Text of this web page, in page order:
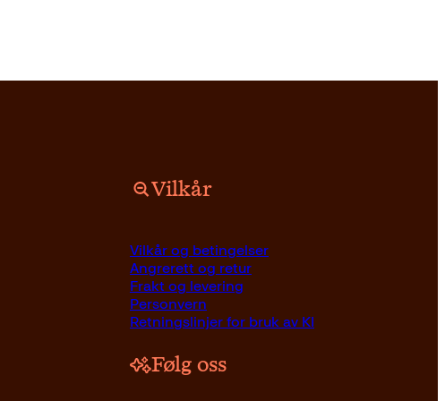
Innbundet399
Vilkår
Vilkår og betingelser
Angrerett og retur
Frakt og levering
Personvern
Retningslinjer for bruk av KI
Følg oss